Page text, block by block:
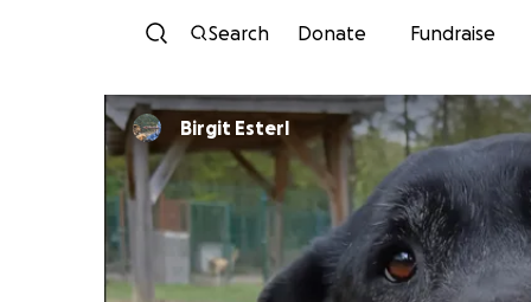
Search Donate Fundraise
Birgit Esterl